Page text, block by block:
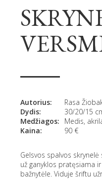
Autorius:
Rasa
Dydis:
30/20/15
Medžiagos:
Medis,
Kaina:
90 €
Gelsvos spalvos
už ganyklos pratęsiama
bažnytėle. Viduje šriftu